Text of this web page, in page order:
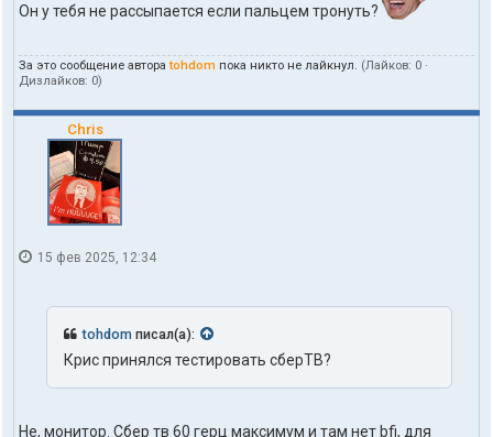
о
т
е
я
Он у тебя не рассыпается если пальцем тронуть?
За это сообщение автораtohdom пока никто не лайкнул. (Лайков: 0 ·
Дизлайков: 0)
Chris
15 фев 2025, 12:34
tohdom писал(а):
Крис принялся тестировать сберТВ?
Не, монитор. Сбер тв 60 герц максимум и там нет bfi, для